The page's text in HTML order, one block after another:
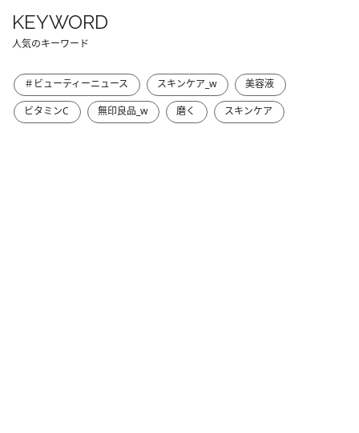
KEYWORD
人気のキーワード
＃ビューティーニュース スキンケア_w
美容液
ビタミンC
無印良品_w 磨く スキンケア